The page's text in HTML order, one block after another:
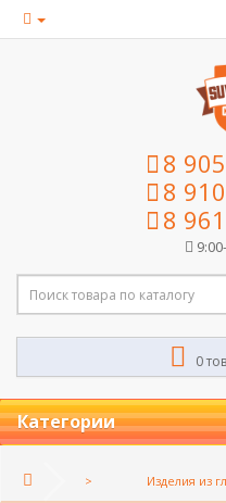
8
8
8
0
Категории
Изделия из